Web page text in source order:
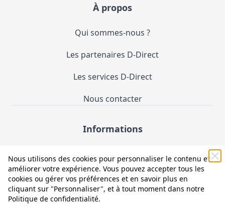
Nous utilisons des cookies pour personnaliser le contenu et
améliorer votre expérience. Vous pouvez accepter tous les
cookies ou gérer vos préférences et en savoir plus en
cliquant sur "Personnaliser", et à tout moment dans notre
Politique de confidentialité.
À propos
Qui sommes-nous ?
Les partenaires D-Direct
Les services D-Direct
Nous contacter
Informations
Demande de catalogue
Mentions légales et CGV
Conditions générales d'utilisation (CGU)